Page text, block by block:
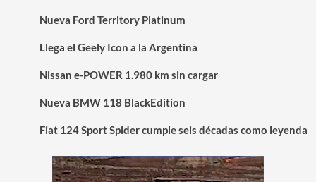
Nueva Ford Territory Platinum
Llega el Geely Icon a la Argentina
Nissan e-POWER 1.980 km sin cargar
Nueva BMW 118 BlackEdition
Fiat 124 Sport Spider cumple seis décadas como leyenda